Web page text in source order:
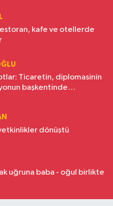
kafe ve otellerde
Ticaretin, diplomasinin
başkentinde
dönüştü
uğruna baba - oğul birlikte